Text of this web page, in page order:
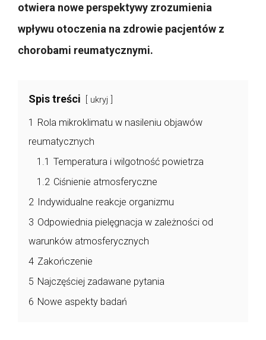
otwiera nowe perspektywy zrozumienia
wpływu otoczenia na zdrowie pacjentów z
chorobami reumatycznymi.
Spis treści ukryj
1 Rola mikroklimatu w nasileniu objawów
reumatycznych
1.1 Temperatura i wilgotność powietrza
1.2 Ciśnienie atmosferyczne
2 Indywidualne reakcje organizmu
3 Odpowiednia pielęgnacja w zależności od
warunków atmosferycznych
4 Zakończenie
5 Najczęściej zadawane pytania
6 Nowe aspekty badań